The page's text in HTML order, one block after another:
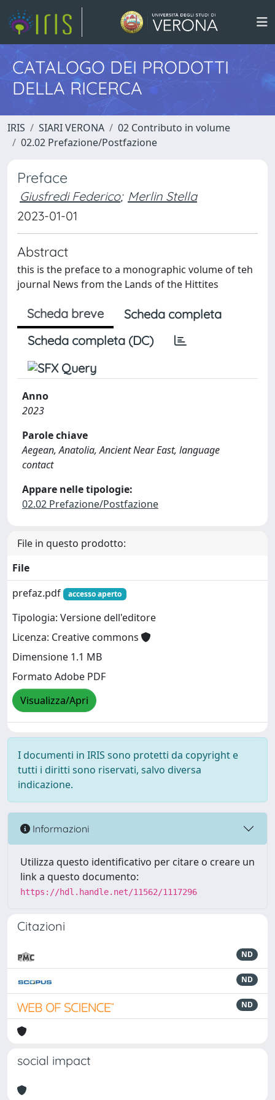
CATALOGO DEI PRODOTTI
DELLA RICERCA
IRIS SIARI VERONA
02 Contributo in volume
02.02 Prefazione/Postfazione
Preface
Giusfredi Federico; Merlin Stella
2023-01-01
Abstract
this is the preface to a monographic volume of teh
journal News from the Lands of the Hittites
Scheda breve
Scheda completa
Scheda completa (DC)
Anno
2023
Parole chiave
Aegean, Anatolia, Ancient Near East, language
contact
Appare nelle tipologie:
02.02 Prefazione/Postfazione
File in questo prodotto:
File
prefaz.pdf
accesso aperto
Tipologia: Versione dell'editore
Licenza: Creative commons
Dimensione 1.1 MB
Formato Adobe PDF
Visualizza/Apri
I documenti in IRIS sono protetti da copyright e
tutti i diritti sono riservati, salvo diversa
indicazione.
Informazioni
Utilizza questo identificativo per citare o creare un
link a questo documento:
https://hdl.handle.net/11562/1117296
Citazioni
ND
ND
ND
social impact